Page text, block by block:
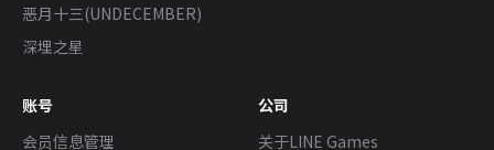
恶月十三(UNDECEMBER)
深埋之星
账号
会员信息管理
公司
关于LINE Games